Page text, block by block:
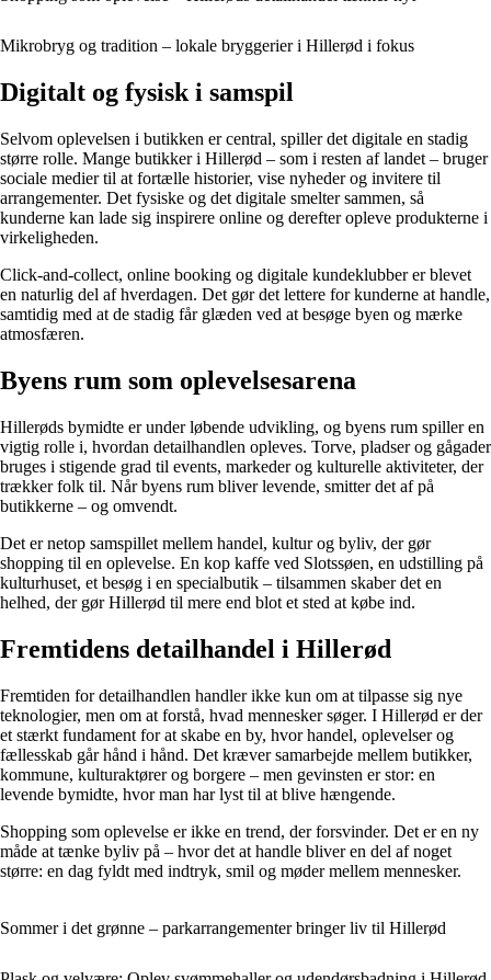
Mikrobryg og tradition – lokale bryggerier i Hillerød i fokus
Digitalt og fysisk i samspil
Selvom oplevelsen i butikken er central, spiller det digitale en stadig
større rolle. Mange butikker i Hillerød – som i resten af landet – bruger
sociale medier til at fortælle historier, vise nyheder og invitere til
arrangementer. Det fysiske og det digitale smelter sammen, så
kunderne kan lade sig inspirere online og derefter opleve produkterne i
virkeligheden.
Click-and-collect, online booking og digitale kundeklubber er blevet
en naturlig del af hverdagen. Det gør det lettere for kunderne at handle,
samtidig med at de stadig får glæden ved at besøge byen og mærke
atmosfæren.
Byens rum som oplevelsesarena
Hillerøds bymidte er under løbende udvikling, og byens rum spiller en
vigtig rolle i, hvordan detailhandlen opleves. Torve, pladser og gågader
bruges i stigende grad til events, markeder og kulturelle aktiviteter, der
trækker folk til. Når byens rum bliver levende, smitter det af på
butikkerne – og omvendt.
Det er netop samspillet mellem handel, kultur og byliv, der gør
shopping til en oplevelse. En kop kaffe ved Slotssøen, en udstilling på
kulturhuset, et besøg i en specialbutik – tilsammen skaber det en
helhed, der gør Hillerød til mere end blot et sted at købe ind.
Fremtidens detailhandel i Hillerød
Fremtiden for detailhandlen handler ikke kun om at tilpasse sig nye
teknologier, men om at forstå, hvad mennesker søger. I Hillerød er der
et stærkt fundament for at skabe en by, hvor handel, oplevelser og
fællesskab går hånd i hånd. Det kræver samarbejde mellem butikker,
kommune, kulturaktører og borgere – men gevinsten er stor: en
levende bymidte, hvor man har lyst til at blive hængende.
Shopping som oplevelse er ikke en trend, der forsvinder. Det er en ny
måde at tænke byliv på – hvor det at handle bliver en del af noget
større: en dag fyldt med indtryk, smil og møder mellem mennesker.
Sommer i det grønne – parkarrangementer bringer liv til Hillerød